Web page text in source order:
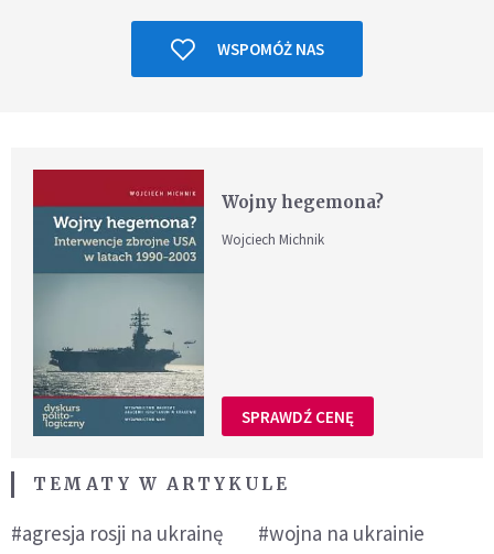
WSPOMÓŻ NAS
Wojny hegemona?
Wojciech Michnik
SPRAWDŹ CENĘ
TEMATY W ARTYKULE
#agresja rosji na ukrainę
#wojna na ukrainie